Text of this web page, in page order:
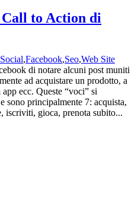
to Action di
,Facebook,Seo,Web Site
di notare alcuni post muniti
ad acquistare un prodotto, a
ecc. Queste “voci” si
principalmente 7: acquista,
iscriviti, gioca, prenota subito...